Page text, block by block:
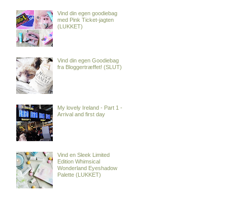
Vind din egen goodiebag
med Pink Ticket-jagten
(LUKKET)
Vind din egen Goodiebag
fra Bloggertræffet! (SLUT)
My lovely Ireland - Part 1 -
Arrival and first day
Vind en Sleek Limited
Edition Whimsical
Wonderland Eyeshadow
Palette (LUKKET)